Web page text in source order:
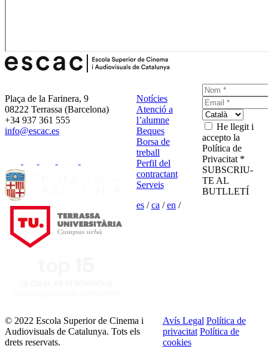
Plaça de la Farinera, 9
08222 Terrassa (Barcelona)
+34 937 361 555
info@escac.es
Notícies
Atenció a
l’alumne
Beques
Borsa de
treball
Perfil del
contractant
Serveis
es/ca /en /
He llegit i
accepto la
Política de
Privacitat *
SUBSCRIU-
TE AL
BUTLLETÍ
© 2022 Escola Superior de Cinema i
Audiovisuals de Catalunya. Tots els
drets reservats.
Avís Legal Política de
privacitat Política de
cookies